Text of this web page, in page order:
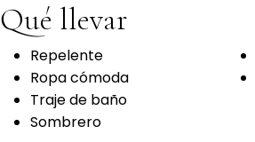
Qué llevar
Repelente
Ropa cómoda
Traje de baño
Sombrero